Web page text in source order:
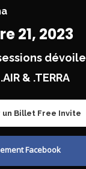
21, 2023
dévoile
& .TERRA
Billet Free Invite
Facebook